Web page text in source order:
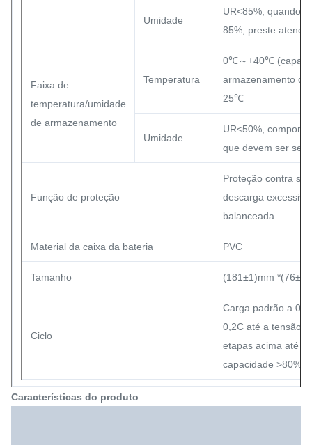
Umidade
UR<85%, quando
85%, preste
Faixa de
temperatura/umidade
de armazenamento
Temperatura
0℃～+40℃
armazenamento
25℃
Umidade
UR<50%,
que devem ser
Função de proteção
Proteção contra
descarga
balanceada
Material da caixa da bateria PVC
Tamanho (181±1)mm
Ciclo
Carga padrão a
0,2C até a tensão
etapas acima até
capacidade >80%)
Características do produto